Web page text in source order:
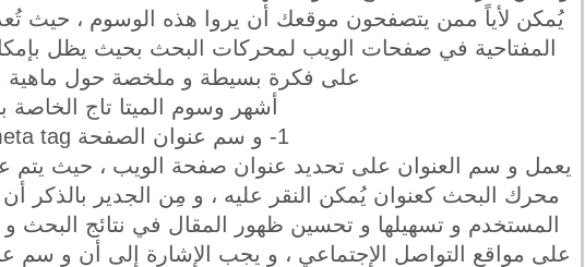
يُمكن لأياً ممن يتصفحون موقعك أن يروا هذه الوسوم ، حيث تُعد
المفتاحية في صفحات الويب لمحركات البحث بحيث يظل
على فكرة بسيطة و ملخصة حول ماهية
أشهر وسوم الميتا تاج الخاصة
1- و سم عنوان الصفحة Title meta tag
يعمل و سم العنوان على تحديد عنوان صفحة الويب ، حيث يتم
محرك البحث كعنوان يُمكن النقر عليه ، و مِن الجدير بالذكر
المستخدم و تسهيلها و تحسين ظهور المقال في نتائج البحث
على مواقع التواصل الإجتماعي ، و يجب الإشارة إلى أن و سم